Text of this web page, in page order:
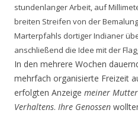
stundenlanger Arbeit, auf
breiten Streifen von der
Marterpfahls dortiger Indianer
anschließend die Idee mit der
In den mehrere Wochen
mehrfach organisierte Freizeit
erfolgten Anzeige meiner Mutter
Verhaltens. Ihre Genossen